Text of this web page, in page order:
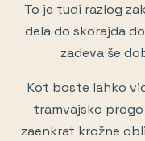
To je tudi razlog
dela do skorajda
zadeva še
Kot boste lahko
tramvajsko
zaenkrat krožne